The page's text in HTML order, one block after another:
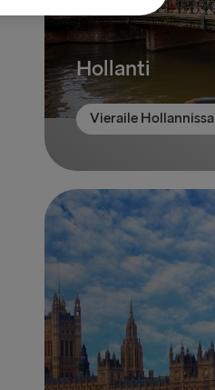
Hollanti
Vieraile Hollannissa